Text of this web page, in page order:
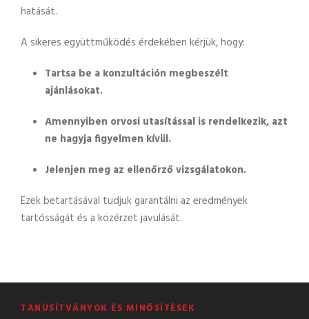
hatását.
A sikeres együttműködés érdekében kérjük, hogy:
Tartsa be a konzultáción megbeszélt
ajánlásokat.
Amennyiben orvosi utasítással is rendelkezik, azt
ne hagyja figyelmen kívül.
Jelenjen meg az ellenőrző vizsgálatokon.
Ezek betartásával tudjuk garantálni az eredmények
tartósságát és a közérzet javulását.
TANÚSÍTVÁNYOK ÉS MINŐSÍTÉSEK